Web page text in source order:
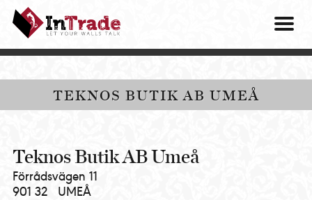
Intrade
ITG
AB
|
your
talk
TEKNOS BUTIK AB UMEÅ
Teknos Butik AB Umeå
Förrådsvägen 11
901 32
UMEÅ
OM
VÅRA
HITTA